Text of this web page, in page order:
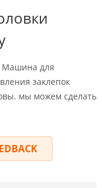
Машина для
заклепок
мы можем сделать